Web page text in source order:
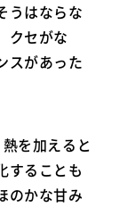
うはならな
クセがな
スがあった
を加えると
することも
のかな甘み